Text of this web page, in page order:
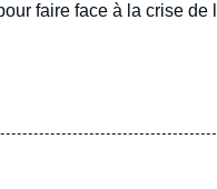
faire face à la crise de